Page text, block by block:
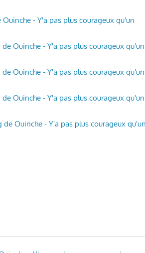
- Y'a pas plus courageux qu'un
Ouinche - Y'a pas plus courageux qu'un
Ouinche - Y'a pas plus courageux qu'un
Ouinche - Y'a pas plus courageux qu'un
Ouinche - Y'a pas plus courageux qu'un